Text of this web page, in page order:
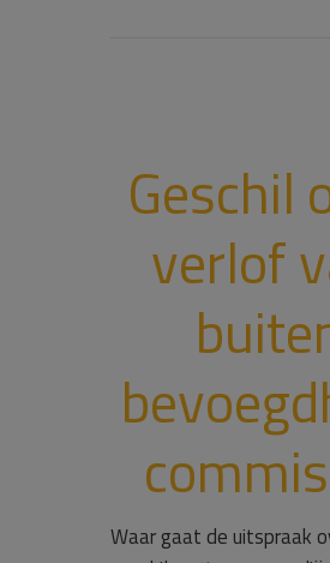
Geschil
verlof
Waar gaat de uitspraak